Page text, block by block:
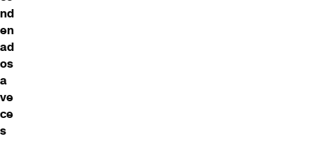
nd
en
ad
os
a
ve
ce
s